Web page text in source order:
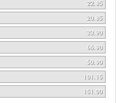
22.85
20.85
33.90
66.90
50.90
101.15
151.00